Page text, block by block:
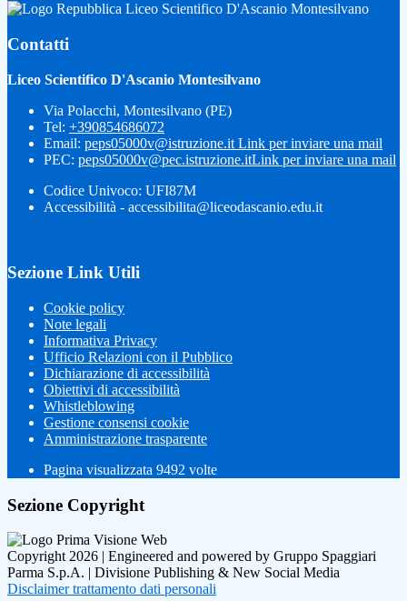
Liceo Scientifico D'Ascanio Montesilvano
Contatti
Liceo Scientifico D'Ascanio Montesilvano
Via Polacchi, Montesilvano (PE)
Tel: +390854686072
Email: peps05000v@istruzione.it Link per inviare una mail
PEC: peps05000v@pec.istruzione.itLink per inviare una mail
Codice Univoco: UFI87M
Accessibilità - accessibilita@liceodascanio.edu.it
Sezione Link Utili
Cookie policy
Note legali
Informativa Privacy
Ufficio Relazioni con il Pubblico
Dichiarazione di accessibilità
Obiettivi di accessibilità
Whistleblowing
Gestione consensi cookie
Amministrazione trasparente
Pagina visualizzata 9492 volte
Sezione Copyright
Copyright 2026 | Engineered and powered by Gruppo Spaggiari
Parma S.p.A. | Divisione Publishing & New Social Media
Disclaimer trattamento dati personali